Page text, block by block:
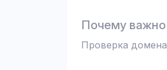
Почему
Проверка